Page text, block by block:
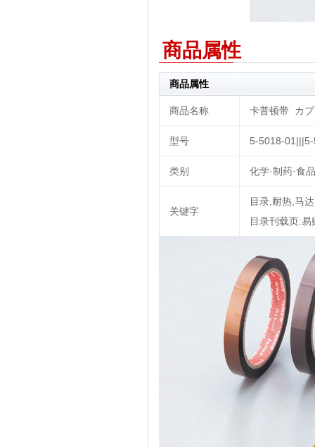
商品属性
商品属性
商品名称 卡普顿带 カ
型号 5-5018-
类别 化学·制药·食
关键字
目录,耐热,马
目录刊载页: